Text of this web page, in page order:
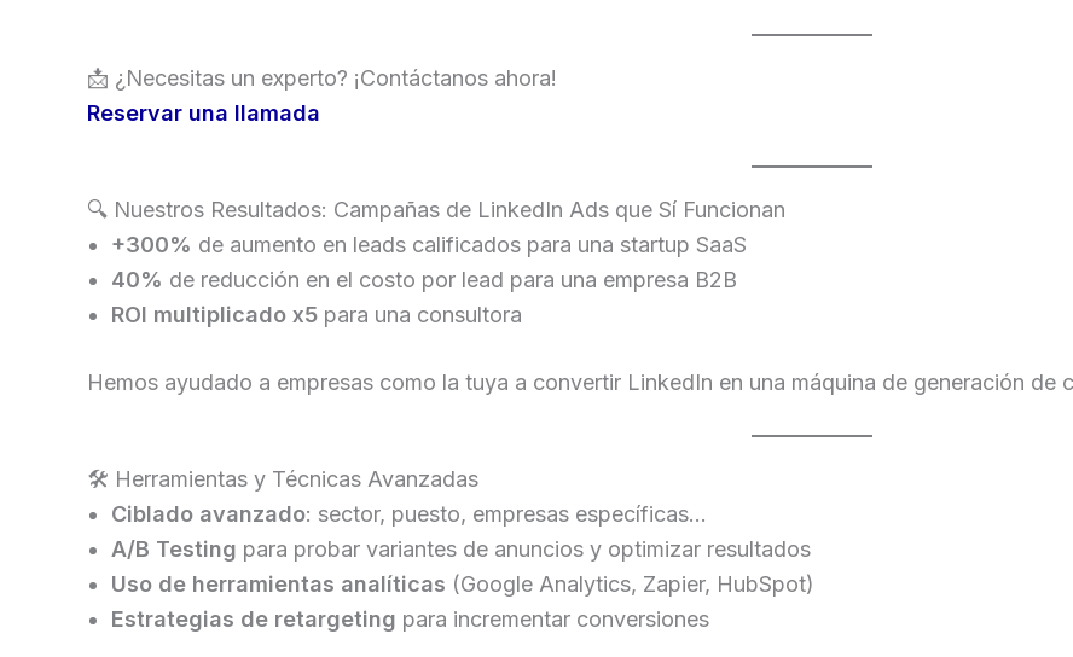
📩 ¿Necesitas un experto? ¡Contáctanos ahora!
Reservar una llamada
🔍 Nuestros Resultados: Campañas de LinkedIn Ads que Sí Funcionan
+300% de aumento en leads calificados para una startup SaaS
40% de reducción en el costo por lead para una empresa B2B
ROI multiplicado x5 para una consultora
Hemos ayudado a empresas como la tuya a convertir LinkedIn en una máquina de generación de
🛠 Herramientas y Técnicas Avanzadas
Ciblado avanzado: sector, puesto, empresas específicas…
A/B Testing para probar variantes de anuncios y optimizar resultados
Uso de herramientas analíticas (Google Analytics, Zapier, HubSpot)
Estrategias de retargeting para incrementar conversiones